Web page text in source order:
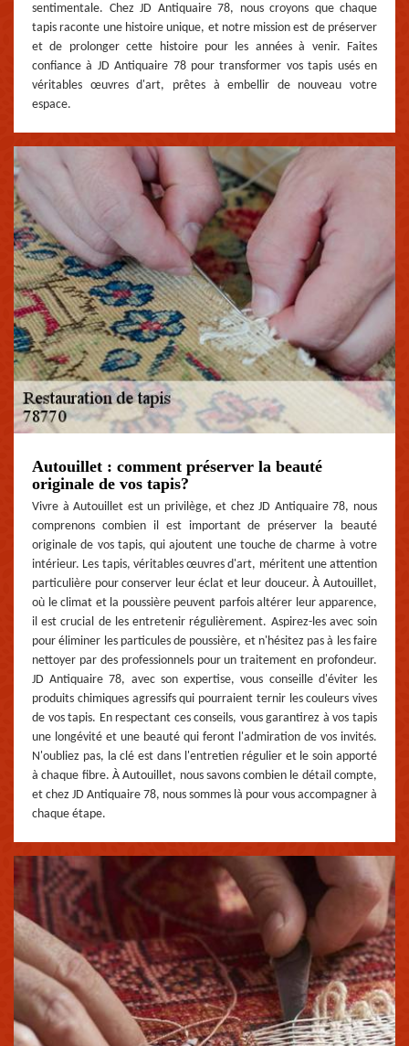
sentimentale. Chez JD Antiquaire 78, nous croyons que chaque
tapis raconte une histoire unique, et notre mission est de préserver
et de prolonger cette histoire pour les années à venir. Faites
confiance à JD Antiquaire 78 pour transformer vos tapis usés en
véritables œuvres d'art, prêtes à embellir de nouveau votre
espace.
Autouillet : comment préserver la beauté
originale de vos tapis?
Vivre à Autouillet est un privilège, et chez JD Antiquaire 78, nous
comprenons combien il est important de préserver la beauté
originale de vos tapis, qui ajoutent une touche de charme à votre
intérieur. Les tapis, véritables œuvres d'art, méritent une attention
particulière pour conserver leur éclat et leur douceur. À Autouillet,
où le climat et la poussière peuvent parfois altérer leur apparence,
il est crucial de les entretenir régulièrement. Aspirez-les avec soin
pour éliminer les particules de poussière, et n'hésitez pas à les faire
nettoyer par des professionnels pour un traitement en profondeur.
JD Antiquaire 78, avec son expertise, vous conseille d'éviter les
produits chimiques agressifs qui pourraient ternir les couleurs vives
de vos tapis. En respectant ces conseils, vous garantirez à vos tapis
une longévité et une beauté qui feront l'admiration de vos invités.
N'oubliez pas, la clé est dans l'entretien régulier et le soin apporté
à chaque fibre. À Autouillet, nous savons combien le détail compte,
et chez JD Antiquaire 78, nous sommes là pour vous accompagner à
chaque étape.